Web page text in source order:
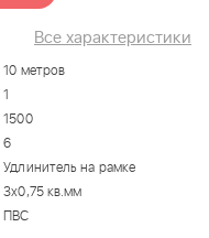
Все характеристики
10 метров
1
1500
6
Удлинитель на рамке
3х0,75 кв.мм
ПВС